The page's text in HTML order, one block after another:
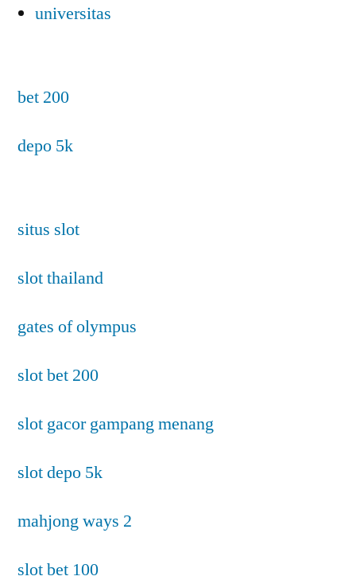
universitas
bet 200
depo 5k
situs slot
slot thailand
gates of olympus
slot bet 200
slot gacor gampang menang
slot depo 5k
mahjong ways 2
slot bet 100